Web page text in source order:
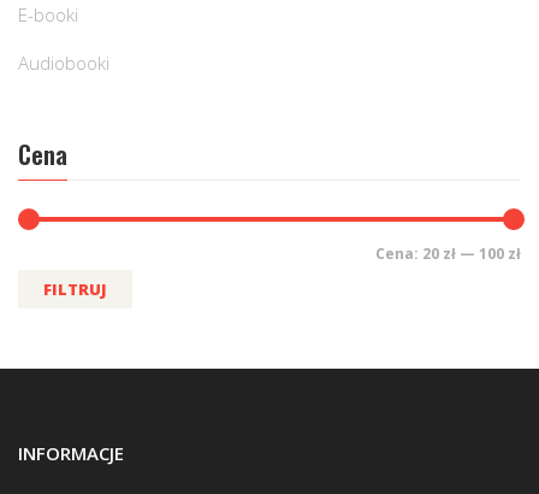
E-booki
Audiobooki
Cena
FILTRUJ
Cena: 20 zł — 100 zł
INFORMACJE